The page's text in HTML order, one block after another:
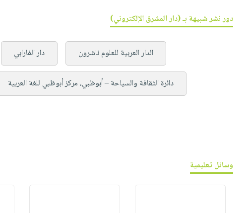
دور نشر شبيهة بـ (دار المشرق الإلكتروني)
الدار العربية للعلوم ناشرون دار الفارابي
دائرة الثقافة والسياحة – أبوظبي، مركز أبوظبي للغة العربية
وسائل تعليمية